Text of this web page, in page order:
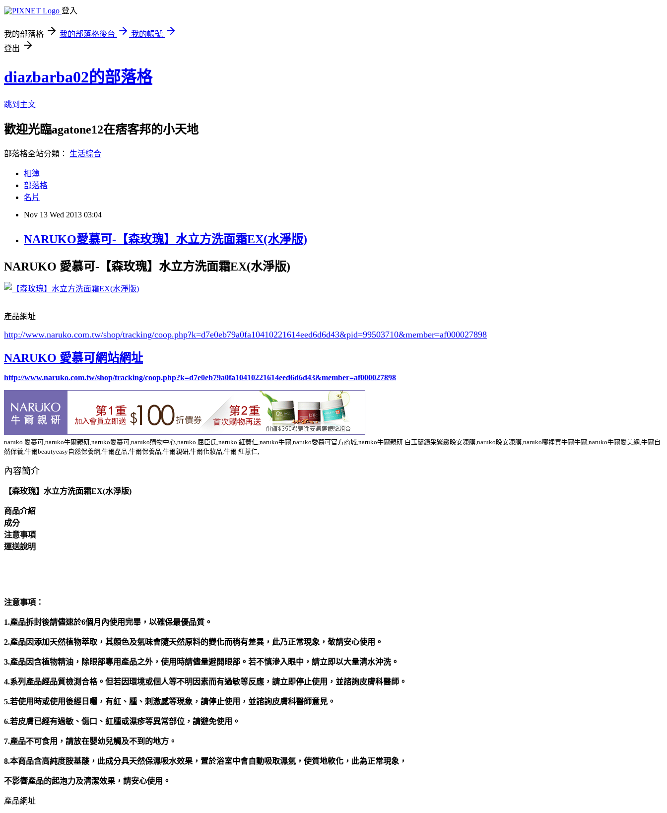
登入
我的部落格 我的部落格後台
我的帳號
登出
diazbarba02的部落格
跳到主文
歡迎光臨agatone12在痞客邦的小天地
部落格全站分類： 生活綜合
相簿
部落格
名片
Nov 13 Wed 2013 03:04
NARUKO愛慕可-【森玫瑰】水立方洗面霜EX(水淨版)
NARUKO 愛慕可-【森玫瑰】水立方洗面霜EX(水淨版)
產品網址
http://www.naruko.com.tw/shop/tracking/coop.php?k=d7e0eb79a0fa10410221614eed6d6d43&pid=99503710&member=af000027898
NARUKO 愛慕可網站網址
http://www.naruko.com.tw/shop/tracking/coop.php?k=d7e0eb79a0fa10410221614eed6d6d43&member=af000027898
naruko 愛慕可,naruko牛爾親研,naruko愛慕可,naruko購物中心,naruko 屈臣氏,naruko 紅薏仁,naruko牛爾,naruko愛慕可官方商城,naruko牛爾親研 白玉蘭鑽采緊緻晚安凍膜,naruko晚安凍膜,naruko哪裡買牛爾牛爾,naruko牛爾愛美網,牛爾自
然保養,牛爾beautyeasy自然保養網,牛爾產品,牛爾保養品,牛爾親研,牛爾化妝品,牛爾 紅薏仁,
內容簡介
【森玫瑰】水立方洗面霜EX(水淨版)
商品介紹
成分
注意事項
運送說明
注意事項：
1.產品拆封後請儘速於6個月內使用完畢，以確保最優品質。
2.產品因添加天然植物萃取，其顏色及氣味會隨天然原料的變化而稍有差異，此乃正常現象，敬請安心使用。
3.產品因含植物精油，除眼部專用產品之外，使用時請儘量避開眼部。若不慎滲入眼中，請立即以大量清水沖洗。
4.系列產品經品質檢測合格。但若因環境或個人等不明因素而有過敏等反應，請立即停止使用，並諮詢皮膚科醫師。
5.若使用時或使用後經日曬，有紅、腫、刺激感等現象，請停止使用，並諮詢皮膚科醫師意見。
6.若皮膚已經有過敏、傷口、紅腫或濕疹等異常部位，請避免使用。
7.產品不可食用，請放在嬰幼兒觸及不到的地方。
8.本商品含高純度胺基酸，此成分具天然保濕吸水效果，置於浴室中會自動吸取濕氣，使質地軟化，此為正常現象，
不影響產品的起泡力及清潔效果，請安心使用。
產品網址